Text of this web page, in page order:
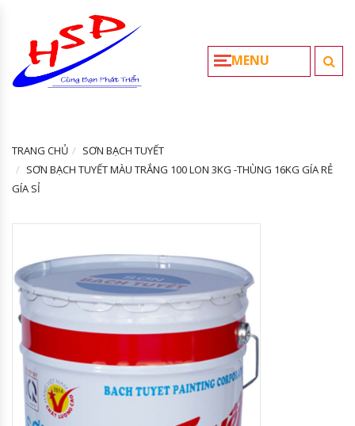
MENU
TRANG CHỦ
SƠN BẠCH TUYẾT
SƠN BẠCH TUYẾT MÀU TRẮNG 100 LON 3KG -THÙNG 16KG GÍA RẺ
GÍA SỈ